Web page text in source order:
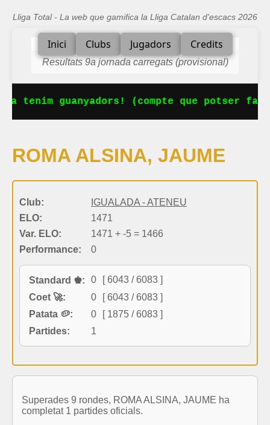
Lliga Total - La web que gamifica la Lliga Catalan d'escacs 2026
Inici Clubs Jugadors Credits
Resultats 9a jornada carregats (provisional)
tenim guanyadors! (compte que potser
ROMA ALSINA, JAUME
Club:
IGUALADA - ATENEU
ELO:
1471
Var. ELO:
1471 + -5 = 1466
Performance:
0
Standard ♚: 0
[ 6043 / 6083 ]
Coet 🚀:
0
[ 6043 / 6083 ]
Patata 🥔:
0
[ 1875 / 6083 ]
Partides:
1
Superades 9 rondes, ROMA ALSINA, JAUME ha
completat 1 partides oficials.